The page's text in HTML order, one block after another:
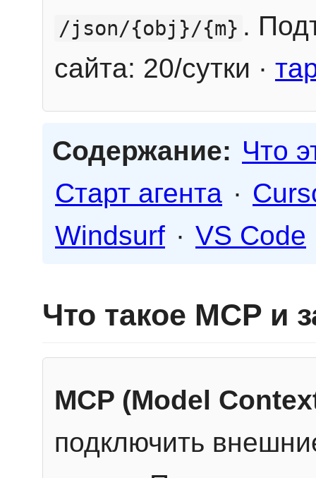
/json/{obj}/{m} .
сайта: 20/сутки ·
Содержание: Что
Старт агента ·
Windsurf · VS Code
Что такое MCP и
MCP (Model
подключить